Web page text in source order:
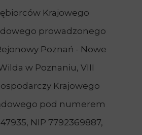
Krajowego
prowadzonego
Poznań - Nowe
w Poznaniu, VIII
Krajowego
pod numerem
NIP 7792369887,